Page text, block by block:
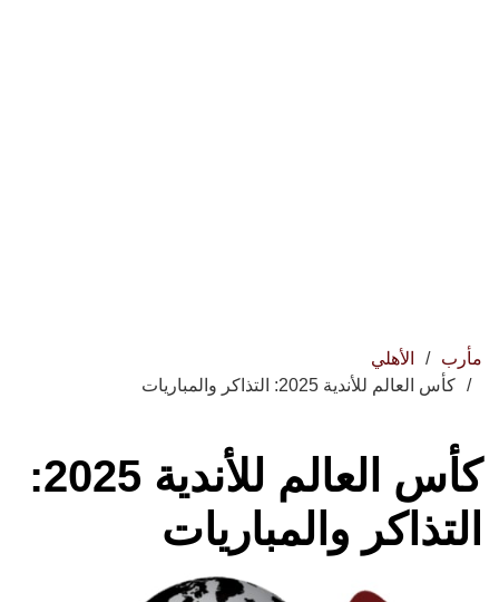
مأرب
الأهلي
كأس العالم للأندية 2025: التذاكر والمباريات
كأس العالم للأندية 2025:
التذاكر والمباريات